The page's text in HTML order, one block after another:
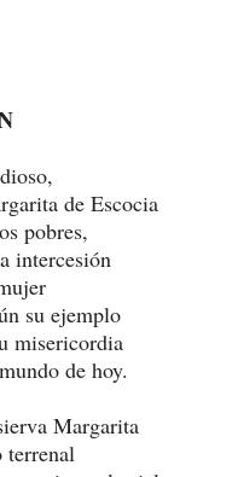
de Escocia
pobres,
intercesión
su ejemplo
misericordia
de hoy.
Margarita
terrenal